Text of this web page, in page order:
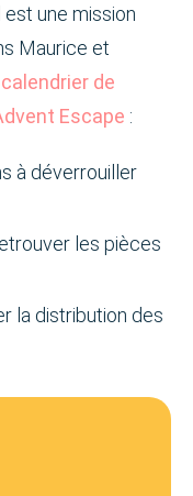
une mission
Maurice et
de
Escape :
à déverrouiller
les pièces
la distribution des